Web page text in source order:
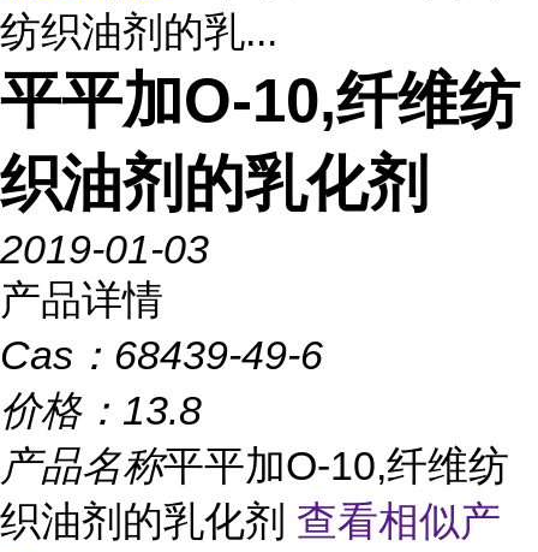
纺织油剂的乳...
平平加O-10,纤维纺
织油剂的乳化剂
2019-01-03
产品详情
Cas： 68439-49-6
价格： 13.8
产品名称平平加O-10,纤维纺
织油剂的乳化剂 查看相似产